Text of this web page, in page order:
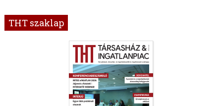
THT szaklap